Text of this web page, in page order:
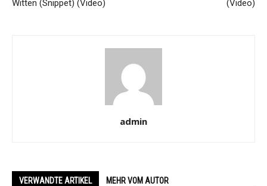
Witten (Snippet) (Video) (Video)
admin
VERWANDTE ARTIKEL MEHR VOM AUTOR